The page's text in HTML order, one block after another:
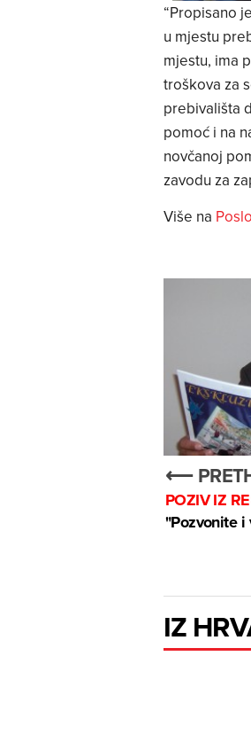
“Propisano
u mjestu
mjestu, ima
troškova za
prebivališta
pomoć i na
novčanoj
zavodu za
Više na
⟵
POZIV IZ
"Pozvonite i
IZ